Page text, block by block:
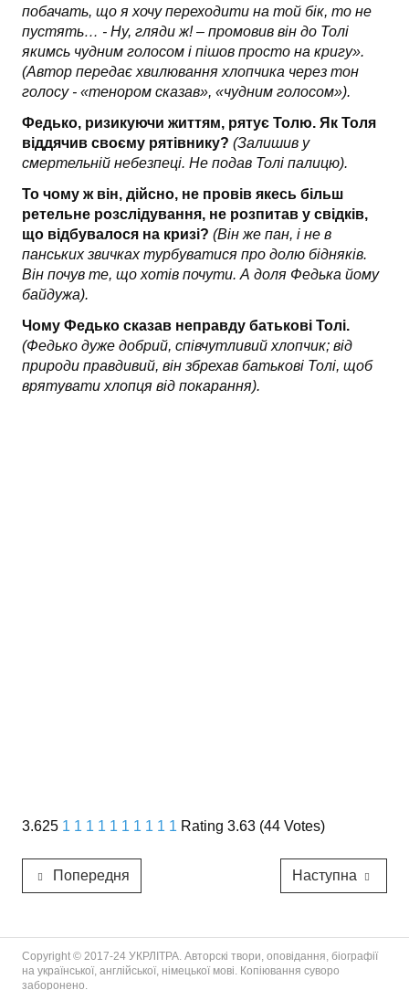
побачать, що я хочу переходити на той бік, то не
пустять… - Ну, гляди ж! – промовив він до Толі
якимсь чудним голосом і пішов просто на кригу».
(Автор передає хвилювання хлопчика через тон
голосу - «тенором сказав», «чудним голосом»).
Федько, ризикуючи життям, рятує Толю. Як Толя
віддячив своєму рятівнику? (Залишив у
смертельній небезпеці. Не подав Толі палицю).
То чому ж він, дійсно, не провів якесь більш
ретельне розслідування, не розпитав у свідків,
що відбувалося на кризі? (Він же пан, і не в
панських звичках турбуватися про долю бідняків.
Він почув те, що хотів почути. А доля Федька йому
байдужа).
Чому Федько сказав неправду батькові Толі.
(Федько дуже добрий, співчутливий хлопчик; від
природи правдивий, він збрехав батькові Толі, щоб
врятувати хлопця від покарання).
3.625 1 1 1 1 1 1 1 1 1 1 Rating 3.63 (44 Votes)
Попередня Наступна
Copyright © 2017-24 УКРЛІТРА. Авторскі твори, оповідання, біографії
на української, англійської, німецької мові. Копіювання суворо
заборонено.